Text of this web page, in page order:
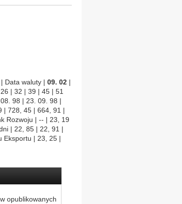
| Data waluty | 09. 02 |
| 32 | 39 | 45 | 51
98 | 23. 09. 98 |
| 728, 45 | 664, 91 |
Rozwoju | -- | 23, 19
| 22, 85 | 22, 91 |
Eksportu | 23, 25 |
opublikowanych